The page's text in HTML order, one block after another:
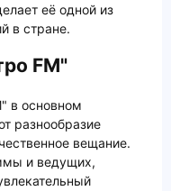
её одной из
в стране.
FM"
в основном
разнообразие
вещание.
и ведущих,